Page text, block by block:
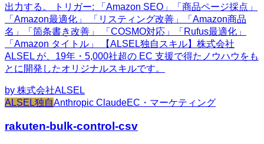
出力する。 トリガー: 「Amazon SEO」「商品ページ採点」
「Amazon最適化」 「リスティング改善」「Amazon商品
名」「箇条書き改善」 「COSMO対応」「Rufus最適化」
「Amazon タイトル」 【ALSEL独自スキル】株式会社
ALSEL が、19年・5,000社超の EC 支援で得たノウハウをも
とに開発したオリジナルスキルです。
by 株式会社ALSEL
ALSEL独自Anthropic ClaudeEC・マーケティング
rakuten-bulk-control-csv